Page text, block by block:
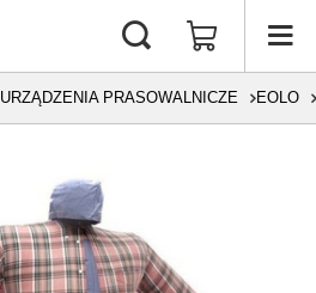
URZĄDZENIA PRASOWALNICZE EOLO